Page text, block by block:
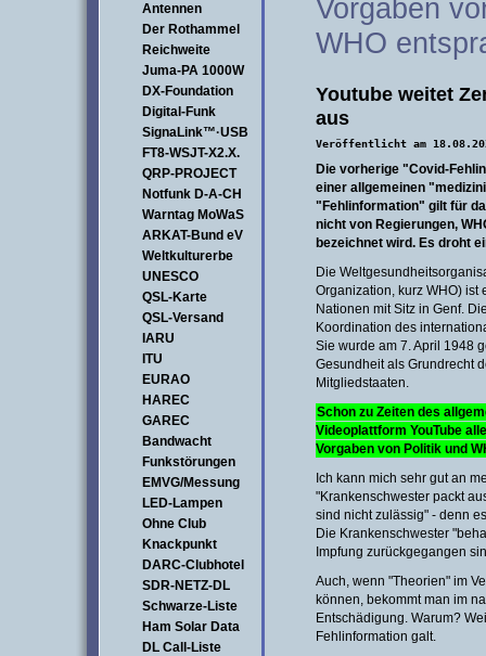
Antennen
Der Rothammel
Reichweite
Juma-PA 1000W
DX-Foundation
Digital-Funk
SignaLink™·USB
FT8-WSJT-X2.X.
QRP-PROJECT
Notfunk D-A-CH
Warntag MoWaS
ARKAT-Bund eV
Weltkulturerbe
UNESCO
QSL-Karte
QSL-Versand
IARU
ITU
EURAO
HAREC
GAREC
Bandwacht
Funkstörungen
EMVG/Messung
LED-Lampen
Ohne Club
Knackpunkt
DARC-Clubhotel
SDR-NETZ-DL
Schwarze-Liste
Ham Solar Data
DL Call-Liste
Vorgaben
WHO
Youtube weitet
aus
Veröffentlicht am
Die vorherige "Covid-
einer allgemeinen
"Fehlinformation" gilt für
nicht von Regierungen,
bezeichnet wird. Es droht
Die
Organization, kurz WHO)
Nationen mit Sitz in Genf.
Koordination des
Sie wurde am 7. April 1948
Gesundheit als Grundrecht
Mitgliedstaaten.
Schon zu Zeiten des
Videoplattform YouTube
Vorgaben von Politik und
Ich kann mich sehr gut an
"Krankenschwester packt
sind nicht zulässig" - denn
Die Krankenschwester
Impfung zurückgegangen
Auch, wenn "Theorien" im
können, bekommt man im
Entschädigung. Warum?
Fehlinformation galt.